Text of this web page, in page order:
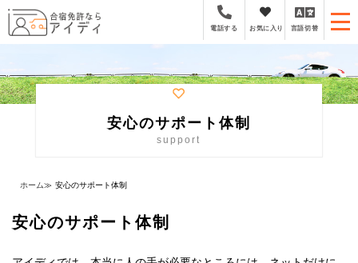
全国厳選の合宿免許プ
電話する お気に入り 言語切替
安心のサポート体制
support
ホーム≫ 安心のサポート体制
安心のサポート体制